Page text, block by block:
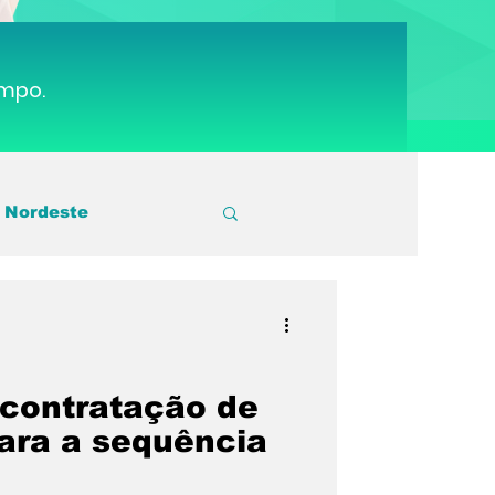
Nordeste
de
a sequência